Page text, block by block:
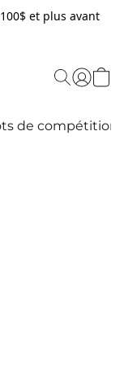
et plus avant
de compétition